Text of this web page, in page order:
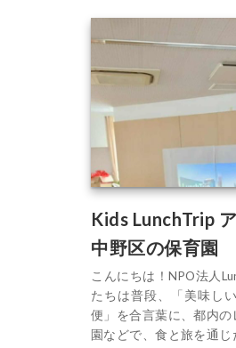
Kids LunchTrip
中野区の保育園
こんにちは！NPO法人
たちは普段、「美味し
便」を合言葉に、都内
園などで、食と旅を通